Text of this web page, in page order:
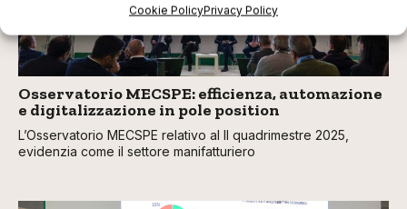
Cookie PolicyPrivacy Policy
Osservatorio MECSPE: efficienza, automazione
e digitalizzazione in pole position
L’Osservatorio MECSPE relativo al II quadrimestre 2025,
evidenzia come il settore manifatturiero